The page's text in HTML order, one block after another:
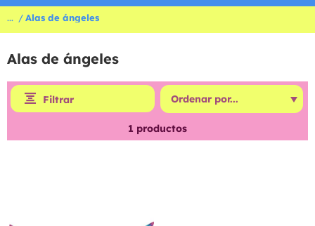
... Alas de ángeles
Alas de ángeles
Filtrar
1 productos